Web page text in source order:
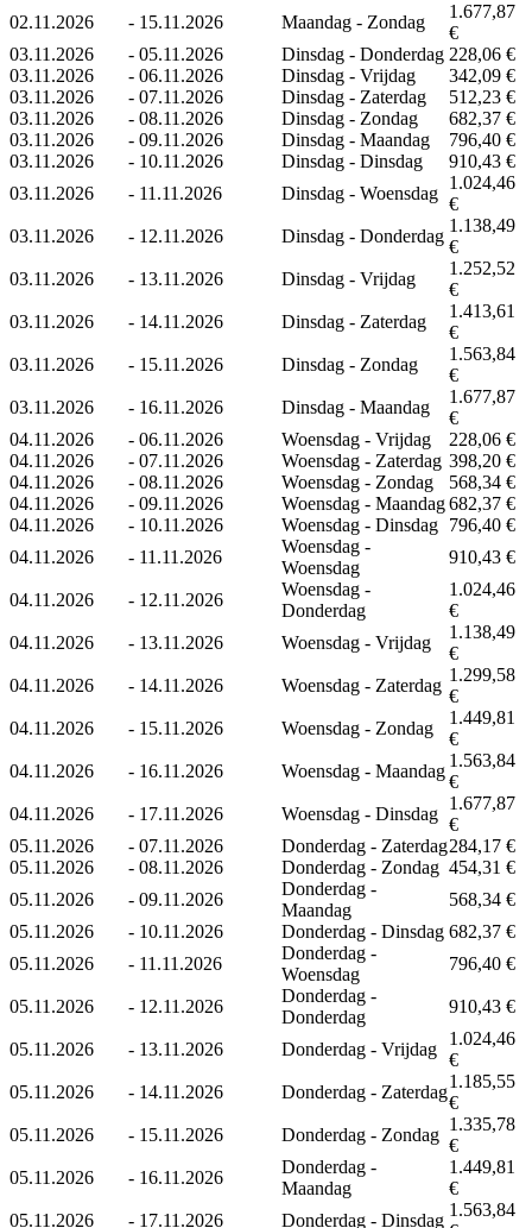
02.11.2026
- 15.11.2026 Maandag - Zondag
1.677,87
€
03.11.2026
- 05.11.2026 Dinsdag - Donderdag 228,06 €
03.11.2026
- 06.11.2026 Dinsdag - Vrijdag
342,09 €
03.11.2026
- 07.11.2026 Dinsdag - Zaterdag
512,23 €
03.11.2026
- 08.11.2026 Dinsdag - Zondag
682,37 €
03.11.2026
- 09.11.2026 Dinsdag - Maandag
796,40 €
03.11.2026
- 10.11.2026 Dinsdag - Dinsdag
910,43 €
03.11.2026
- 11.11.2026 Dinsdag - Woensdag
1.024,46
€
03.11.2026
- 12.11.2026 Dinsdag - Donderdag
1.138,49
€
03.11.2026
- 13.11.2026 Dinsdag - Vrijdag
1.252,52
€
03.11.2026
- 14.11.2026 Dinsdag - Zaterdag
1.413,61
€
03.11.2026
- 15.11.2026 Dinsdag - Zondag
1.563,84
€
03.11.2026
- 16.11.2026 Dinsdag - Maandag
1.677,87
€
04.11.2026
- 06.11.2026 Woensdag - Vrijdag
228,06 €
04.11.2026
- 07.11.2026 Woensdag - Zaterdag 398,20 €
04.11.2026
- 08.11.2026 Woensdag - Zondag
568,34 €
04.11.2026
- 09.11.2026 Woensdag - Maandag682,37 €
04.11.2026
- 10.11.2026 Woensdag - Dinsdag 796,40 €
04.11.2026
- 11.11.2026
Woensdag -
Woensdag
910,43 €
04.11.2026 - 12.11.2026
Woensdag -
Donderdag
1.024,46
€
04.11.2026
- 13.11.2026 Woensdag - Vrijdag
1.138,49
€
04.11.2026
- 14.11.2026 Woensdag - Zaterdag
1.299,58
€
04.11.2026
- 15.11.2026 Woensdag - Zondag
1.449,81
€
04.11.2026
- 16.11.2026 Woensdag - Maandag
1.563,84
€
04.11.2026
- 17.11.2026 Woensdag - Dinsdag
1.677,87
€
05.11.2026
- 07.11.2026 Donderdag - Zaterdag284,17 €
05.11.2026
- 08.11.2026 Donderdag - Zondag 454,31 €
05.11.2026
- 09.11.2026
Donderdag -
Maandag
568,34 €
05.11.2026
- 10.11.2026 Donderdag - Dinsdag 682,37 €
05.11.2026
- 11.11.2026
Donderdag -
Woensdag
796,40 €
05.11.2026 - 12.11.2026
Donderdag -
Donderdag
910,43 €
05.11.2026 - 13.11.2026 Donderdag - Vrijdag
1.024,46
€
05.11.2026
- 14.11.2026 Donderdag - Zaterdag
1.185,55
€
05.11.2026
- 15.11.2026 Donderdag - Zondag
1.335,78
€
05.11.2026
- 16.11.2026
Donderdag -
Maandag
1.449,81
€
05.11.2026
- 17.11.2026 Donderdag - Dinsdag
1.563,84